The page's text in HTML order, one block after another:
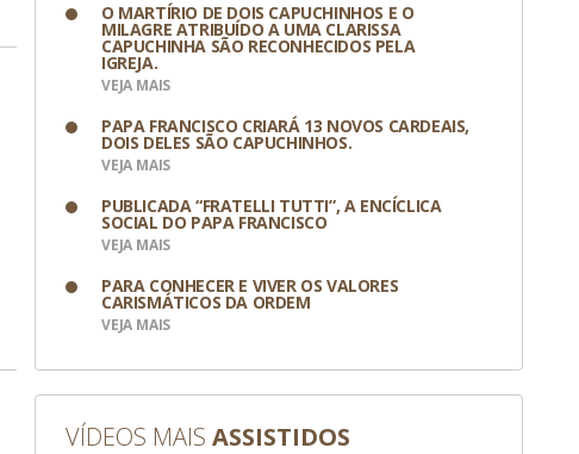
O MARTÍRIO DE DOIS CAPUCHINHOS E O
MILAGRE ATRIBUÍDO A UMA CLARISSA
CAPUCHINHA SÃO RECONHECIDOS PELA
IGREJA.
VEJA MAIS
PAPA FRANCISCO CRIARÁ 13 NOVOS CARDEAIS,
DOIS DELES SÃO CAPUCHINHOS.
VEJA MAIS
PUBLICADA “FRATELLI TUTTI”, A ENCÍCLICA
SOCIAL DO PAPA FRANCISCO
VEJA MAIS
PARA CONHECER E VIVER OS VALORES
CARISMÁTICOS DA ORDEM
VEJA MAIS
VÍDEOS MAIS ASSISTIDOS